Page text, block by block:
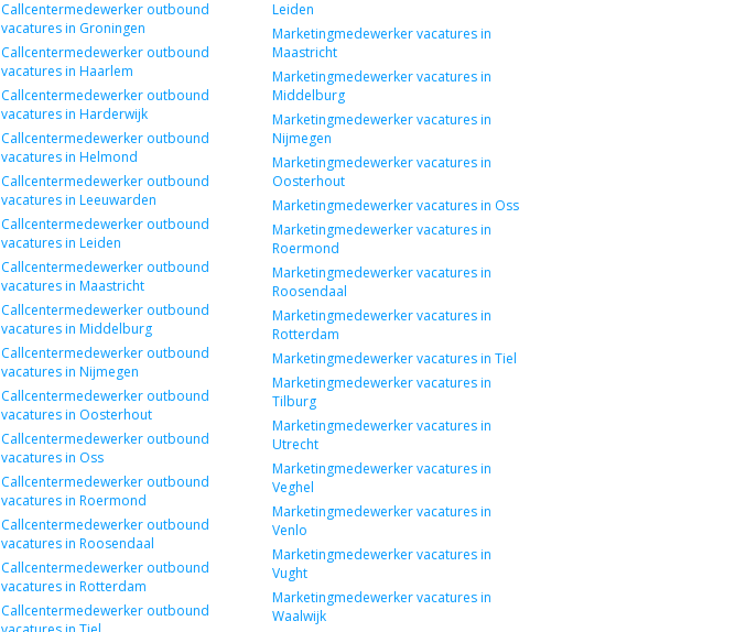
Callcentermedewerker outbound
vacatures in Groningen
Callcentermedewerker outbound
vacatures in Haarlem
Callcentermedewerker outbound
vacatures in Harderwijk
Callcentermedewerker outbound
vacatures in Helmond
Callcentermedewerker outbound
vacatures in Leeuwarden
Callcentermedewerker outbound
vacatures in Leiden
Callcentermedewerker outbound
vacatures in Maastricht
Callcentermedewerker outbound
vacatures in Middelburg
Callcentermedewerker outbound
vacatures in Nijmegen
Callcentermedewerker outbound
vacatures in Oosterhout
Callcentermedewerker outbound
vacatures in Oss
Callcentermedewerker outbound
vacatures in Roermond
Callcentermedewerker outbound
vacatures in Roosendaal
Callcentermedewerker outbound
vacatures in Rotterdam
Callcentermedewerker outbound
Leiden
Marketingmedewerker vacatures in
Maastricht
Marketingmedewerker vacatures in
Middelburg
Marketingmedewerker vacatures in
Nijmegen
Marketingmedewerker vacatures in
Oosterhout
Marketingmedewerker vacatures in Oss
Marketingmedewerker vacatures in
Roermond
Marketingmedewerker vacatures in
Roosendaal
Marketingmedewerker vacatures in
Rotterdam
Marketingmedewerker vacatures in Tiel
Marketingmedewerker vacatures in
Tilburg
Marketingmedewerker vacatures in
Utrecht
Marketingmedewerker vacatures in
Veghel
Marketingmedewerker vacatures in
Venlo
Marketingmedewerker vacatures in
Vught
Marketingmedewerker vacatures in
Waalwijk